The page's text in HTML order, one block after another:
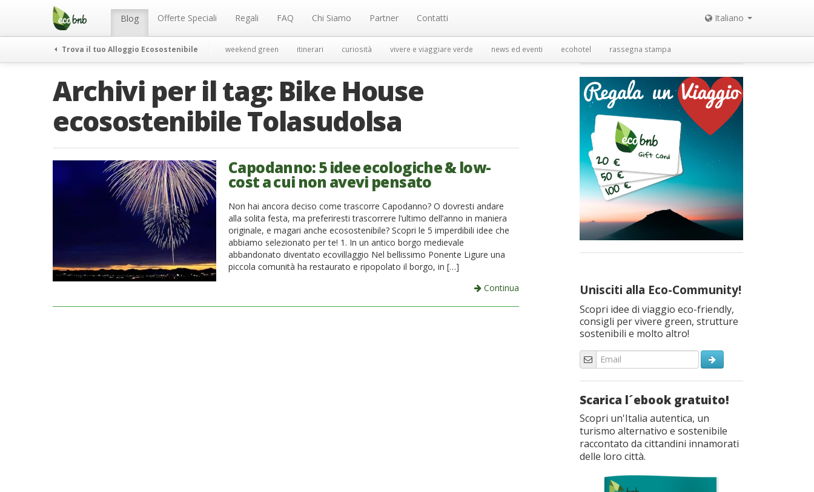
Menu Blog Offerte Speciali Regali FAQ Chi Siamo Partner Contatti Italiano
Trova il tuo Alloggio Ecosostenibile weekend green itinerari curiosità vivere e viaggiare verde news ed eventi ecohotel rassegna stampa
Archivi per il tag: Bike House
ecosostenibile Tolasudolsa
Capodanno: 5 idee ecologiche & low-
cost a cui non avevi pensato
Non hai ancora deciso come trascorre Capodanno? O dovresti andare
alla solita festa, ma preferiresti trascorrere l’ultimo dell’anno in maniera
originale, e magari anche ecosostenibile? Scopri le 5 imperdibili idee che
abbiamo selezionato per te! 1. In un antico borgo medievale
abbandonato diventato ecovillaggio Nel bellissimo Ponente Ligure una
piccola comunità ha restaurato e ripopolato il borgo, in […]
Continua
Unisciti alla Eco-Community!
Scopri idee di viaggio eco-friendly,
consigli per vivere green, strutture
sostenibili e molto altro!
Scarica l´ebook gratuito!
Scopri un'Italia autentica, un
turismo alternativo e sostenibile
raccontato da cittandini innamorati
delle loro città.